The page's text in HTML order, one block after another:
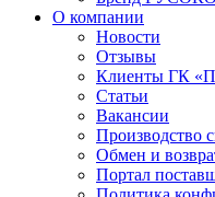
О компании
Новости
Отзывы
Клиенты ГК
Статьи
Вакансии
Производство
Обмен и
Портал